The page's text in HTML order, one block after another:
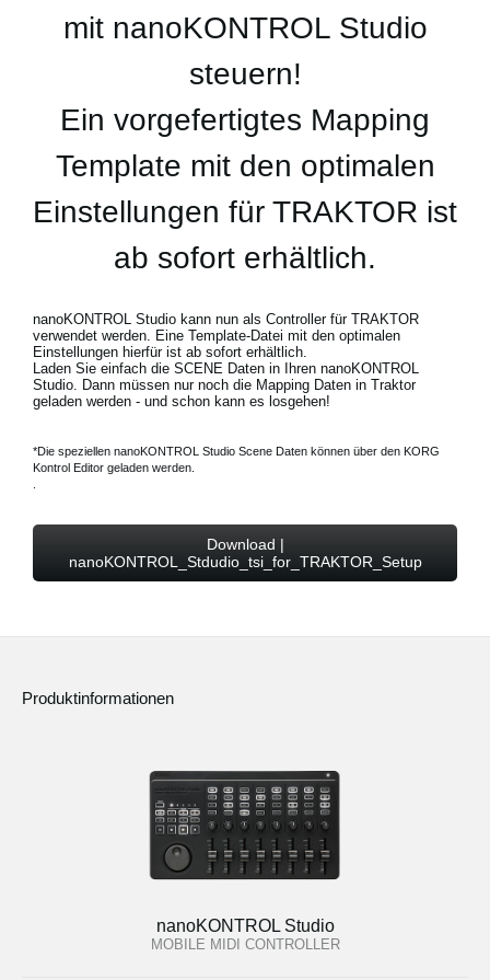
Social Media
mit nanoKONTROL Studio
steuern!
Ein vorgefertigtes Mapping
Template mit den optimalen
Einstellungen für TRAKTOR ist
ab sofort erhältlich.
nanoKONTROL Studio kann nun als Controller für TRAKTOR
verwendet werden. Eine Template-Datei mit den optimalen
Einstellungen hierfür ist ab sofort erhältlich.
Laden Sie einfach die SCENE Daten in Ihren nanoKONTROL
Studio. Dann müssen nur noch die Mapping Daten in Traktor
geladen werden - und schon kann es losgehen!
*Die speziellen nanoKONTROL Studio Scene Daten können über den KORG
Kontrol Editor geladen werden.
Download |
nanoKONTROL_Stdudio_tsi_for_TRAKTOR_Setup
Produktinformationen
nanoKONTROL Studio
MOBILE MIDI CONTROLLER